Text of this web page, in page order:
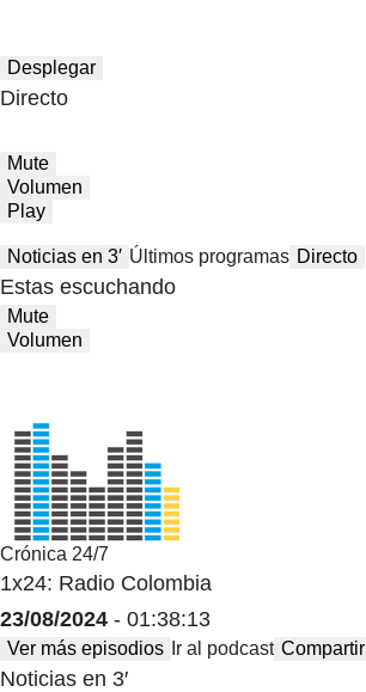
Desplegar
Directo
Mute
Volumen
Play
Noticias en 3′ Últimos programas Directo
Estas escuchando
Mute
Volumen
Crónica 24/7
1x24: Radio Colombia
23/08/2024 - 01:38:13
Ver más episodios Ir al podcast Compartir
Noticias en 3′